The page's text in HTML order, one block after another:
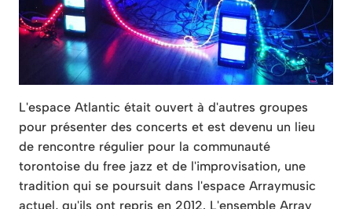
L'espace Atlantic était ouvert à d'autres groupes
pour présenter des concerts et est devenu un lieu
de rencontre régulier pour la communauté
torontoise du free jazz et de l'improvisation, une
tradition qui se poursuit dans l'espace Arraymusic
actuel, qu'ils ont repris en 2012. L'ensemble Array